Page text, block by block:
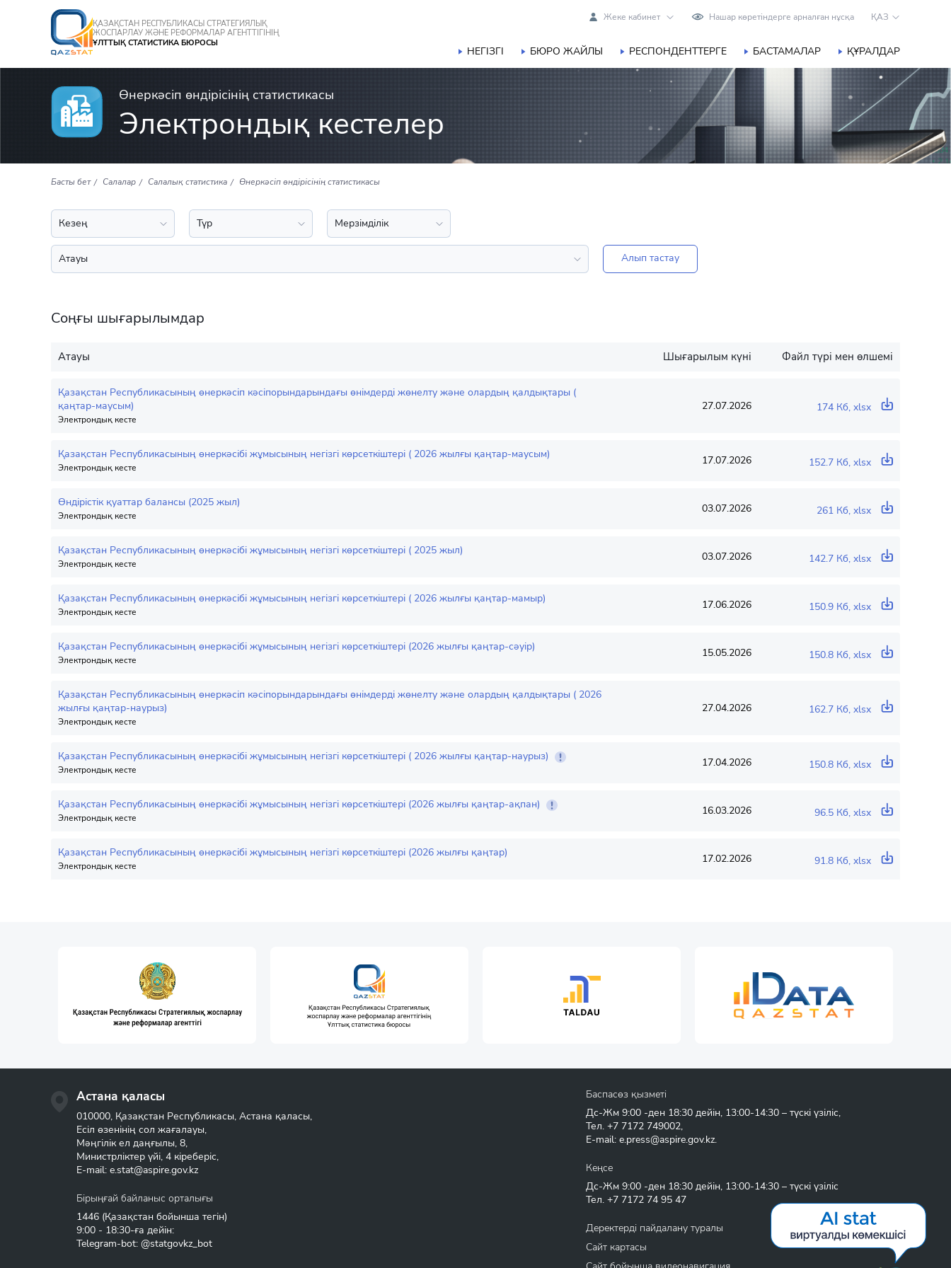
ҚАЗАҚСТАН РЕСПУБЛИКАСЫ СТРАТЕГИЯЛЫҚ
ЖОСПАРЛАУ ЖӘНЕ РЕФОРМАЛАР АГЕНТТІГІНІҢ
ҰЛТТЫҚ СТАТИСТИКА БЮРОСЫ
Жеке кабинет Нашар көретіндерге арналған нұсқа ҚАЗ
НЕГІЗГІ БЮРО ЖАЙЛЫ РЕСПОНДЕНТТЕРГЕ БАСТАМАЛАР ҚҰРАЛДАР
Өнеркәсіп өндірісінің статистикасы
Электрондық кестелер
Басты бет Салалар Салалық статистика Өнеркәсіп өндірісінің статистикасы
Алып тастау
Соңғы шығарылымдар
Атауы Шығарылым күні Файл түрі мен өлшемі
Қазақстан Республикасының өнеркәсіп кәсіпорындарындағы өнімдерді жөнелту және олардың қалдықтары (
қаңтар-маусым)
Электрондық кесте
27.07.2026 174 Кб, xlsx
Қазақстан Республикасының өнеркәсібі жұмысының негізгі көрсеткіштері ( 2026 жылғы қаңтар-маусым)
Электрондық кесте
17.07.2026 152.7 Кб, xlsx
Өндірістік қуаттар балансы (2025 жыл)
Электрондық кесте
03.07.2026 261 Кб, xlsx
Қазақстан Республикасының өнеркәсібі жұмысының негізгі көрсеткіштері ( 2025 жыл)
Электрондық кесте
03.07.2026 142.7 Кб, xlsx
Қазақстан Республикасының өнеркәсібі жұмысының негізгі көрсеткіштері ( 2026 жылғы қаңтар-мамыр)
Электрондық кесте
17.06.2026 150.9 Кб, xlsx
Қазақстан Республикасының өнеркәсібі жұмысының негізгі көрсеткіштері (2026 жылғы қаңтар-сәуір)
Электрондық кесте
15.05.2026 150.8 Кб, xlsx
Қазақстан Республикасының өнеркәсіп кәсіпорындарындағы өнімдерді жөнелту және олардың қалдықтары ( 2026
жылғы қаңтар-наурыз)
Электрондық кесте
27.04.2026 162.7 Кб, xlsx
Қазақстан Республикасының өнеркәсібі жұмысының негізгі көрсеткіштері ( 2026 жылғы қаңтар-наурыз)
Электрондық кесте
17.04.2026 150.8 Кб, xlsx
Қазақстан Республикасының өнеркәсібі жұмысының негізгі көрсеткіштері (2026 жылғы қаңтар-ақпан)
Электрондық кесте
16.03.2026 96.5 Кб, xlsx
Қазақстан Республикасының өнеркәсібі жұмысының негізгі көрсеткіштері (2026 жылғы қаңтар)
Электрондық кесте
17.02.2026 91.8 Кб, xlsx
Астана қаласы
010000, Қазақстан Республикасы, Астана қаласы,
Есіл өзенінің сол жағалауы,
Мәңгілік ел даңғылы, 8,
Министрліктер үйі, 4 кіреберіс,
E-mail: e.stat@aspire.gov.kz
Бірыңғай байланыс орталығы
1446 (Қазақстан бойынша тегін)
9:00 - 18:30-ға дейін:
Telegram-bot: @statgovkz_bot
Баспасөз қызметі
Дс-Жм 9:00 -ден 18:30 дейін, 13:00-14:30 – түскі үзіліс,
Тел. +7 7172 749002,
E-mail: e.press@aspire.gov.kz.
Кеңсе
Дс-Жм 9:00 -ден 18:30 дейін, 13:00-14:30 – түскі үзіліс
Тел. +7 7172 74 95 47
Деректерді пайдалану туралы
Сайт картасы